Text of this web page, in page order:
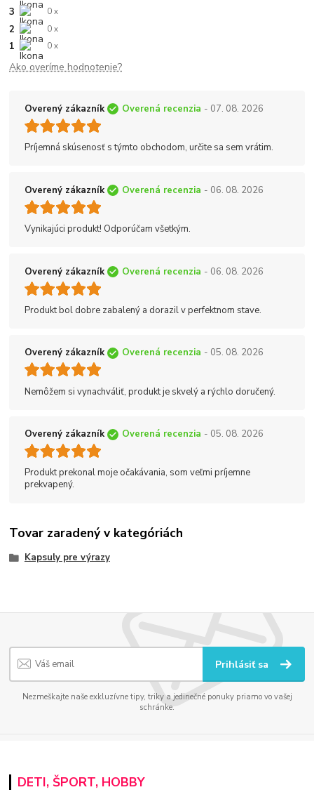
3 0 x
2 0 x
1 0 x
Ako overíme hodnotenie?
Overený zákazník Overená recenzia - 07. 08. 2026
Príjemná skúsenosť s týmto obchodom, určite sa sem vrátim.
Overený zákazník Overená recenzia - 06. 08. 2026
Vynikajúci produkt! Odporúčam všetkým.
Overený zákazník Overená recenzia - 06. 08. 2026
Produkt bol dobre zabalený a dorazil v perfektnom stave.
Overený zákazník Overená recenzia - 05. 08. 2026
Nemôžem si vynachváliť, produkt je skvelý a rýchlo doručený.
Overený zákazník Overená recenzia - 05. 08. 2026
Produkt prekonal moje očakávania, som veľmi príjemne
prekvapený.
Tovar zaradený v kategóriách
Kapsuly pre výrazy
Prihlásiť sa
Nezmeškajte naše exkluzívne tipy, triky a jedinečné ponuky priamo vo vašej
schránke.
DETI, ŠPORT, HOBBY